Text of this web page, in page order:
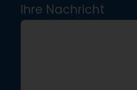
Ihre Nachricht